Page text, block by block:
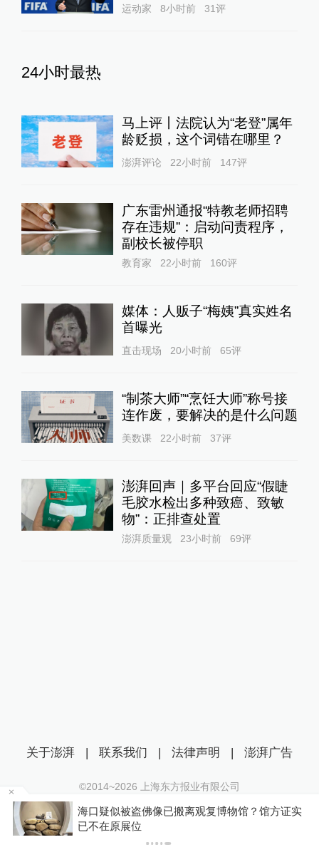
运动家 8小时前 31评
24小时最热
马上评丨法院认为“老登”属年
龄贬损，这个词错在哪里？
澎湃评论 22小时前 147评
广东雷州通报“特教老师招聘
存在违规”：启动问责程序，
副校长被停职
教育家 22小时前 160评
媒体：人贩子“梅姨”真实姓名
首曝光
直击现场 20小时前 65评
“制茶大师”“烹饪大师”称号接
连作废，要解决的是什么问题
美数课 22小时前 37评
澎湃回声｜多平台回应“假睫
毛胶水检出多种致癌、致敏
物”：正排查处置
澎湃质量观 23小时前 69评
海口疑似被盗佛像已搬离观复博物馆？馆方证实
已不在原展位
关于澎湃 | 联系我们 | 法律声明 | 澎湃广告
©2014~2026 上海东方报业有限公司
沪ICP证：沪B2-20170116 | 沪ICP备14003370号
互联网新闻信息服务许可证：31120170006
沪公网安备 31010602000299号